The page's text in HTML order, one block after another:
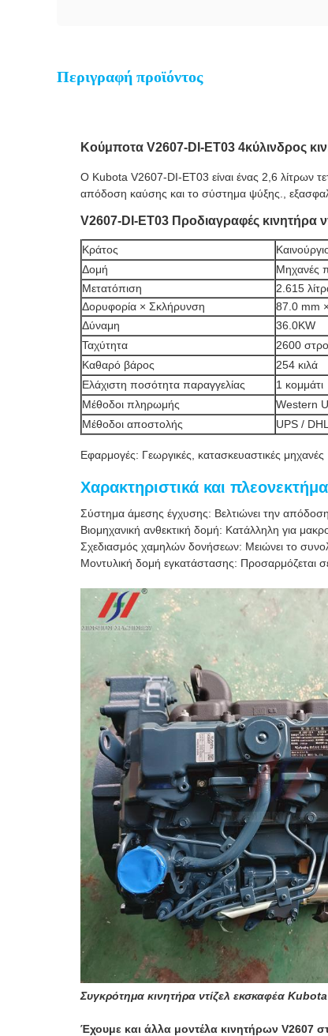
Περιγραφή προϊόντος
Κούμποτα V2607-DI-ET03 4κύλινδρος
Ο Kubota V2607-DI-ET03 είναι ένας 2,6 λίτρων
απόδοση καύσης και το σύστημα ψύξης.,
V2607-DI-ET03 Προδιαγραφές κινητήρα
Κράτος
Δομή
Μηχανές
Μετατόπιση
2.615
Δορυφορία × Σκλήρυνση
87.0 mm
Δύναμη
36.0KW
Ταχύτητα
2600
Καθαρό βάρος
254 κιλά
Ελάχιστη ποσότητα παραγγελίας
1 κομμάτι
Μέθοδοι πληρωμής
Western
Μέθοδοι αποστολής
UPS /
Εφαρμογές: Γεωργικές, κατασκευαστικές μηχανές
Χαρακτηριστικά και
Σύστημα άμεσης έγχυσης: Βελτιώνει την
Βιομηχανική ανθεκτική δομή: Κατάλληλη για
Σχεδιασμός χαμηλών δονήσεων: Μειώνει το
Μοντυλική δομή εγκατάστασης: Προσαρμόζεται
Συγκρότημα κινητήρα ντίζελ εκσκαφέα
Έχουμε και άλλα μοντέλα κινητήρων V2607